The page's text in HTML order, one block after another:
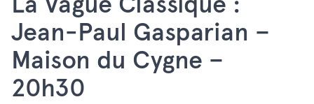
Jean-Paul Gasparian –
Maison du Cygne –
20h30